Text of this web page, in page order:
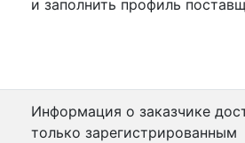
и заполнить профиль
Информация о заказчике
только зарегистрированным